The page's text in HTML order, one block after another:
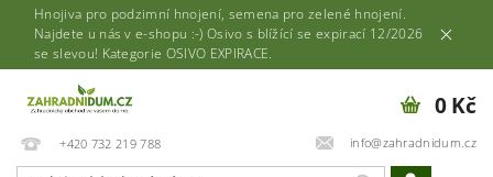
Hnojiva pro podzimní hnojení, semena pro zelené hnojení.
Najdete u nás v e-shopu :-) Osivo s blížící se expirací 12/2026
se slevou! Kategorie OSIVO EXPIRACE.
+420 732 219 788 info@zahradnidum.cz
0 Kč